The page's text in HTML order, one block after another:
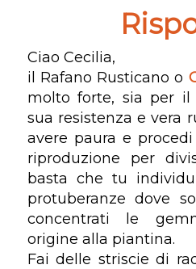
Ciao Cecilia,
il Rafano Rusticano o
molto forte, sia per il
sua resistenza e vera
avere paura e
riproduzione per
basta che tu
protuberanze dove
concentrati le
origine alla piantina.
Fai delle striscie di